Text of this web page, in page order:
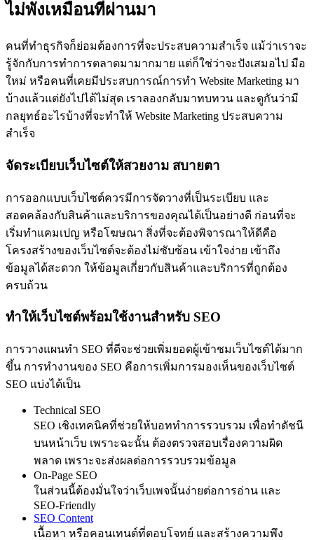
ไม่พังเหมือนที่ผ่านมา
คนที่ทำธุรกิจก็ย่อมต้องการที่จะประสบความสำเร็จ แม้ว่าเราจะ
รู้จักกับการทำการตลาดมามากมาย แต่ก็ใช่ว่าจะปังเสมอไป มือ
ใหม่ หรือคนที่เคยมีประสบการณ์การทำ Website Marketing มา
บ้างแล้วแต่ยังไปได้ไม่สุด เราลองกลับมาทบทวน และดูกันว่ามี
กลยุทธ์อะไรบ้างที่จะทำให้ Website Marketing ประสบความ
สำเร็จ
จัดระเบียบเว็บไซต์ให้สวยงาม สบายตา
การออกแบบเว็บไซต์ควรมีการจัดวางที่เป็นระเบียบ และ
สอดคล้องกับสินค้าและบริการของคุณได้เป็นอย่างดี ก่อนที่จะ
เริ่มทำแคมเปญ หรือโฆษณา สิ่งที่จะต้องพิจารณาให้ดีคือ
โครงสร้างของเว็บไซต์จะต้องไม่ซับซ้อน เข้าใจง่าย เข้าถึง
ข้อมูลได้สะดวก ให้ข้อมูลเกี่ยวกับสินค้าและบริการที่ถูกต้อง
ครบถ้วน
ทำให้เว็บไซต์พร้อมใช้งานสำหรับ SEO
การวางแผนทำ SEO ที่ดีจะช่วยเพิ่มยอดผู้เข้าชมเว็บไซต์ได้มาก
ขึ้น การทำงานของ SEO คือการเพิ่มการมองเห็นของเว็บไซต์
SEO แบ่งได้เป็น
Technical SEO
SEO เชิงเทคนิคที่ช่วยให้บอททำการรวบรวม เพื่อทำดัชนี
บนหน้าเว็บ เพราะฉะนั้น ต้องตรวจสอบเรื่องความผิด
พลาด เพราะจะส่งผลต่อการรวบรวมข้อมูล
On-Page SEO
ในส่วนนี้ต้องมั่นใจว่าเว็บเพจนั้นง่ายต่อการอ่าน และ
SEO-Friendly
SEO Content
เนื้อหา หรือคอนเทนต์ที่ตอบโจทย์ และสร้างความพึง